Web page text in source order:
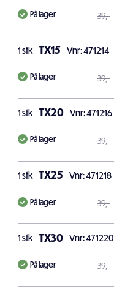
På lager 39,-
1stk TX15 Vnr: 471214
På lager 39,-
1stk TX20 Vnr: 471216
På lager 39,-
1stk TX25 Vnr: 471218
På lager 39,-
1stk TX30 Vnr: 471220
På lager 39,-